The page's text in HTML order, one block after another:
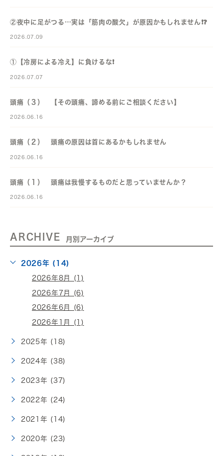
②夜中に足がつる…実は「筋肉の酸欠」が原因かもしれません❗️❓️
2026.07.09
①【冷房による冷え】に負けるな❗️
2026.07.07
頭痛（３） 【その頭痛、諦める前にご相談ください】
2026.06.16
頭痛（２） 頭痛の原因は首にあるかもしれません
2026.06.16
頭痛（１） 頭痛は我慢するものだと思っていませんか？
2026.06.16
ARCHIVE 月別アーカイブ
2026年 (14)
2026年8月 (1)
2026年7月 (6)
2026年6月 (6)
2026年1月 (1)
2025年 (18)
2024年 (38)
2023年 (37)
2022年 (24)
2021年 (14)
2020年 (23)